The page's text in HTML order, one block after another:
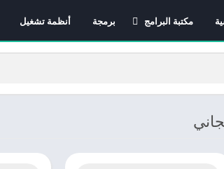
مكتبة البرامج
برامج الانترنت
برمجة أنظمة تشغيل